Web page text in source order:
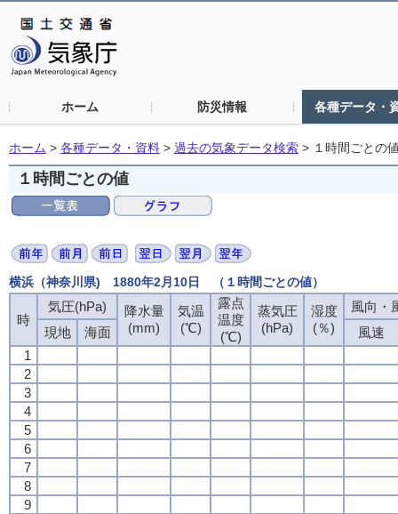
ホーム 防災情報 各種データ・
ホーム > 各種データ・資料 > 過去の気象データ検索 > １時間ごとの
１時間ごとの値
横浜（神奈川県) 1880年2月10日 （１時間ごとの値）
時
気圧(hPa)
降水量
(mm)
気温
(℃)
露点
温度
(℃)
蒸気圧
(hPa)
湿度
(％)
風向・
現地
海面
風速
1
2
3
4
5
6
7
8
9